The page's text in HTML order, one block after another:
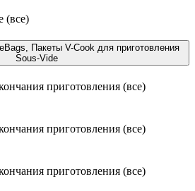
(все)
Пакеты V-Cook для приготовления
Sous-Vide
приготовления (все)
приготовления (все)
приготовления (все)